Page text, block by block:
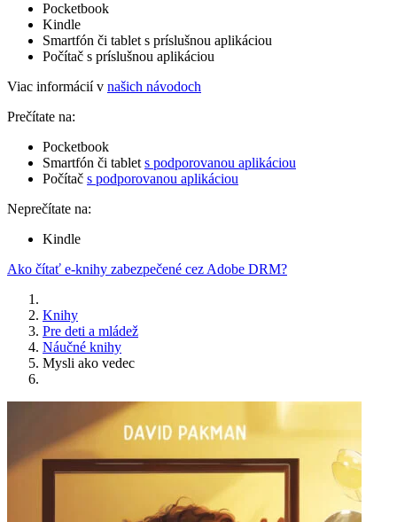
Pocketbook
Kindle
Smartfón či tablet s príslušnou aplikáciou
Počítač s príslušnou aplikáciou
Viac informácií v našich návodoch
Prečítate na:
Pocketbook
Smartfón či tablet s podporovanou aplikáciou
Počítač s podporovanou aplikáciou
Neprečítate na:
Kindle
Ako čítať e-knihy zabezpečené cez Adobe DRM?
Knihy
Pre deti a mládež
Náučné knihy
Mysli ako vedec